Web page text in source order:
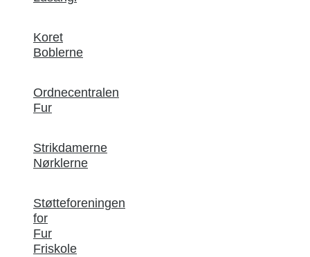
Koret
Boblerne
Ordnecentralen
Fur
Strikdamerne
Nørklerne
Støtteforeningen
for
Fur
Friskole